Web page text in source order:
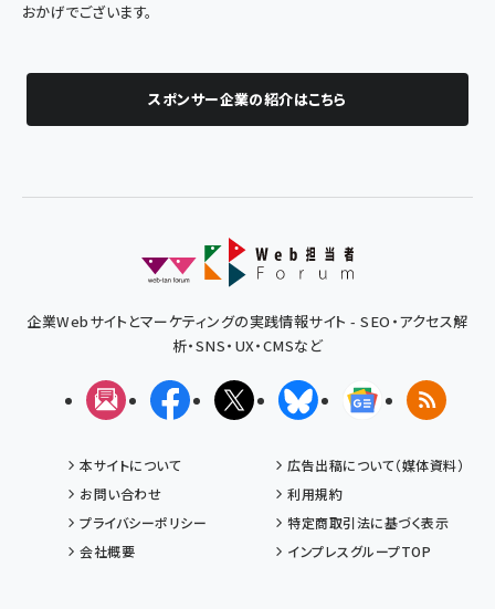
おかげでございます。
スポンサー企業の紹介はこちら
企業Webサイトとマーケティングの実践情報サイト - SEO・アクセス解
析・SNS・UX・CMSなど
メルマガFacebookX(エックス)BlueskyGoogleニュ
RSS
本サイトについて
広告出稿について（媒体資料）
お問い合わせ
利用規約
プライバシーポリシー
特定商取引法に基づく表示
会社概要
インプレスグループTOP